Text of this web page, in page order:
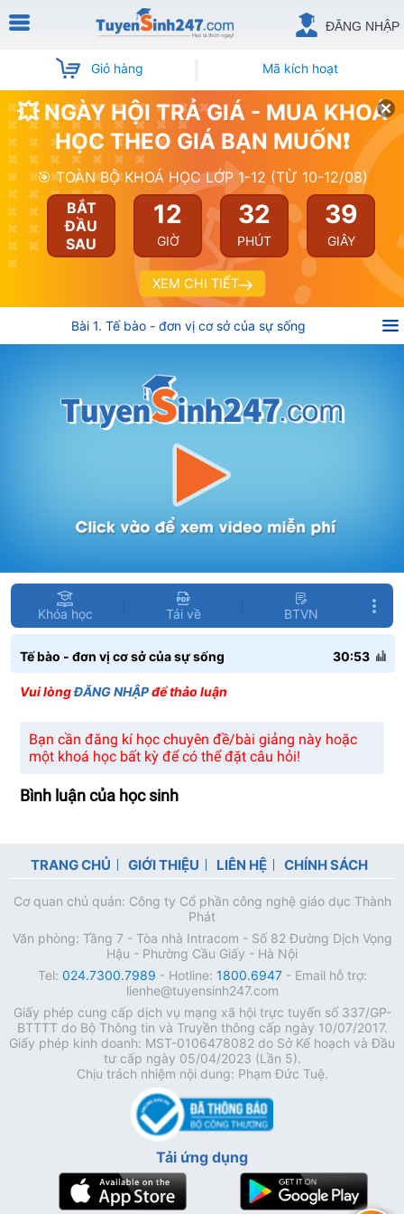
ĐĂNG NHẬP
Giỏ hàng Mã kích hoạt
💥 NGÀY HỘI TRẢ GIÁ - MUA KHOÁ
HỌC THEO GIÁ BẠN MUỐN❗
🎯 TOÀN BỘ KHOÁ HỌC LỚP 1-12 (TỪ 10-12/08)
BẮT
ĐẦU
SAU
12
GIỜ
32
PHÚT
39
GIÂY
XEM CHI TIẾT
Bài 1. Tế bào - đơn vị cơ sở của sự sống
Khóa học Tải về BTVN
Tế bào - đơn vị cơ sở của sự sống 30:53
Vui lòngĐĂNG NHẬPđể thảo luận
Bạn cần đăng kí học chuyên đề/bài giảng này hoặc
một khoá học bất kỳ để có thể đặt câu hỏi!
Bình luận của học sinh
TRANG CHỦ GIỚI THIỆU LIÊN HỆ CHÍNH SÁCH
Cơ quan chủ quản: Công ty Cổ phần công nghệ giáo dục Thành
Phát
Văn phòng: Tầng 7 - Tòa nhà Intracom - Số 82 Đường Dịch Vọng
Hậu - Phường Cầu Giấy - Hà Nội
Tel: 024.7300.7989 - Hotline: 1800.6947- Email hỗ trợ:
lienhe@tuyensinh247.com
Giấy phép cung cấp dịch vụ mạng xã hội trực tuyến số 337/GP-
BTTTT do Bộ Thông tin và Truyền thông cấp ngày 10/07/2017.
Giấy phép kinh doanh: MST-0106478082 do Sở Kế hoạch và Đầu
tư cấp ngày 05/04/2023 (Lần 5).
Chịu trách nhiệm nội dung: Phạm Đức Tuệ.
Tải ứng dụng